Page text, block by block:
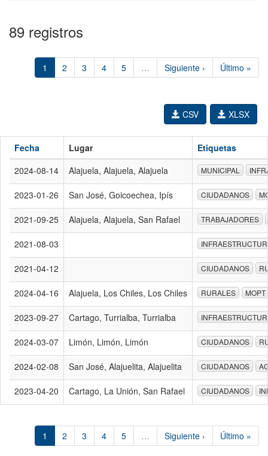
89 registros
1 2 3 4 5 … Siguiente › Último »
XLSX
CSV
Fecha Lugar
Etiquetas
2024-08-14
Alajuela, Alajuela, Alajuela MUNICIPAL
2023-01-26 San José, Goicoechea, Ipís CIUDADANOS
2021-09-25 Alajuela, Alajuela, San Rafael TRABAJADORES
2021-08-03
2021-04-12 CIUDADANOS
2024-04-16 Alajuela, Los Chiles, Los Chiles RURALES MOPT
2023-09-27 Cartago, Turrialba, Turrialba
2024-03-07 Limón, Limón, Limón CIUDADANOS
2024-02-08 San José, Alajuelita, Alajuelita CIUDADANOS
2023-04-20 Cartago, La Unión, San Rafael CIUDADANOS
1 2 3 4 5 … Siguiente › Último »